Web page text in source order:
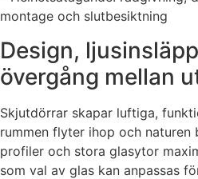
montage och slutbesiktning
Design,
övergång mellan
Skjutdörrar skapar luftiga,
rummen flyter ihop och naturen
profiler och stora glasytor
som val av glas kan anpassas